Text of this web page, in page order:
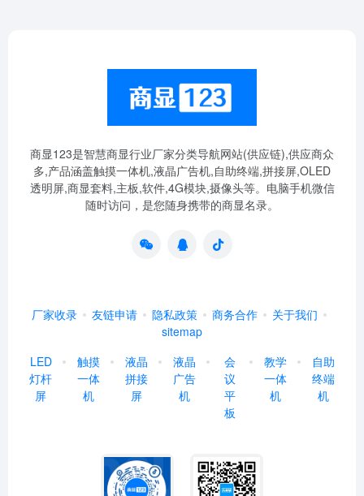
商显123是智慧商显行业厂家分类导航网站(供应链),供应商众
多,产品涵盖触摸一体机,液晶广告机,自助终端,拼接屏,OLED
透明屏,商显套料,主板,软件,4G模块,摄像头等。电脑手机微信
随时访问，是您随身携带的商显名录。
厂家收录 友链申请 隐私政策 商务合作
关于我们
sitemap
LED
灯杆
屏
触摸
一体
机
液晶
拼接
屏
液晶
广告
机
会
议
平
板
教学
一体
机
自助
终端
机